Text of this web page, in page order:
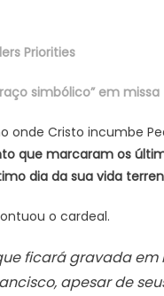
Priorities
simbólico” em missa
onde Cristo incumbe
que marcaram os
dia da sua vida
o cardeal.
ficará gravada
apesar de